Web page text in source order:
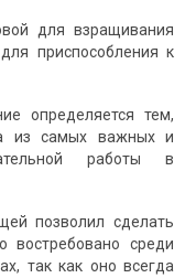
для взращивания
приспособления к
определяется тем,
из самых важных и
работы в
позволил сделать
востребовано среди
так как оно всегда